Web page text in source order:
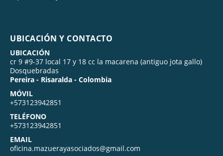
UBICACIÓN Y CONTACTO
UBICACIÓN
cr 9 #9-37 local 17 y 18 cc la macarena (antiguo jota gallo)
Dosquebradas
Pereira - Risaralda - Colombia
MÓVIL
+573123942851
TELÉFONO
+573123942851
EMAIL
oficina.mazuerayasociados@gmail.com